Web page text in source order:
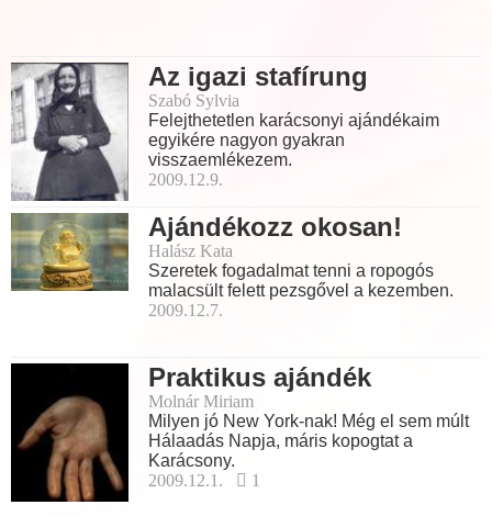
Az igazi stafírung
Szabó Sylvia
Felejthetetlen karácsonyi ajándékaim
egyikére nagyon gyakran
visszaemlékezem.
2009.12.9.
Ajándékozz okosan!
Halász Kata
Szeretek fogadalmat tenni a ropogós
malacsült felett pezsgővel a kezemben.
2009.12.7.
Praktikus ajándék
Molnár Miriam
Milyen jó New York-nak! Még el sem múlt
Hálaadás Napja, máris kopogtat a
Karácsony.
2009.12.1.
1